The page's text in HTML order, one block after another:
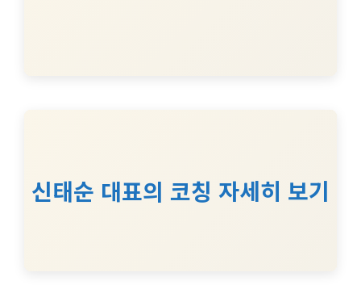
신태순 대표의 코칭 자세히 보기